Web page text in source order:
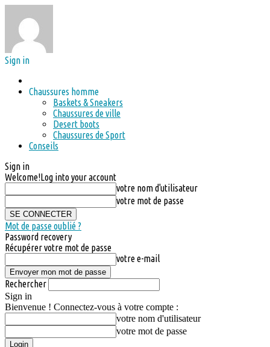
Sign in
Chaussures homme
Baskets & Sneakers
Chaussures de ville
Desert boots
Chaussures de Sport
Conseils
Sign in
Welcome!Log into your account
votre nom d'utilisateur
votre mot de passe
Mot de passe oublié ?
Password recovery
Récupérer votre mot de passe
votre e-mail
Rechercher
Sign in
Bienvenue ! Connectez-vous à votre compte :
votre nom d'utilisateur
votre mot de passe